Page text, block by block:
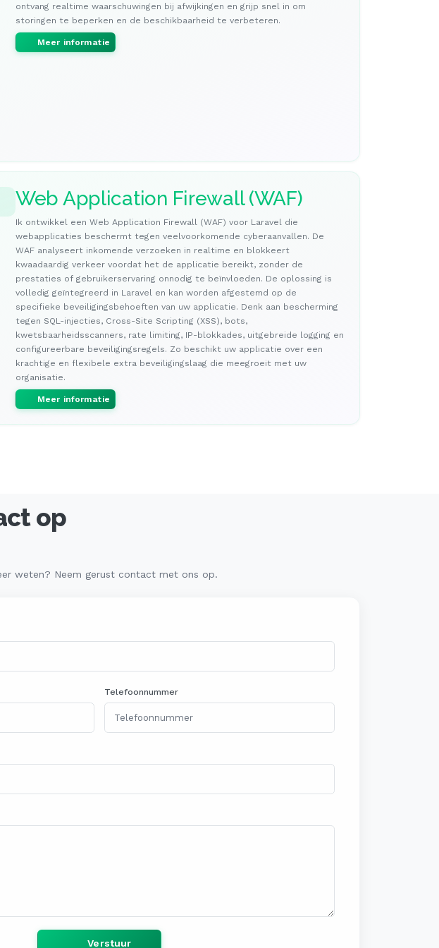
ontvang realtime waarschuwingen bij afwijkingen en grijp snel in om
storingen te beperken en de beschikbaarheid te verbeteren.
Meer informatie
Web Application Firewall (WAF)
Ik ontwikkel een Web Application Firewall (WAF) voor Laravel die
webapplicaties beschermt tegen veelvoorkomende cyberaanvallen. De
WAF analyseert inkomende verzoeken in realtime en blokkeert
kwaadaardig verkeer voordat het de applicatie bereikt, zonder de
prestaties of gebruikerservaring onnodig te beïnvloeden. De oplossing is
volledig geïntegreerd in Laravel en kan worden afgestemd op de
specifieke beveiligingsbehoeften van uw applicatie. Denk aan bescherming
tegen SQL-injecties, Cross-Site Scripting (XSS), bots,
kwetsbaarheidsscanners, rate limiting, IP-blokkades, uitgebreide logging en
configureerbare beveiligingsregels. Zo beschikt uw applicatie over een
krachtige en flexibele extra beveiligingslaag die meegroeit met uw
organisatie.
Meer informatie
op
weten? Neem gerust contact met ons op.
Telefoonnummer
Verstuur